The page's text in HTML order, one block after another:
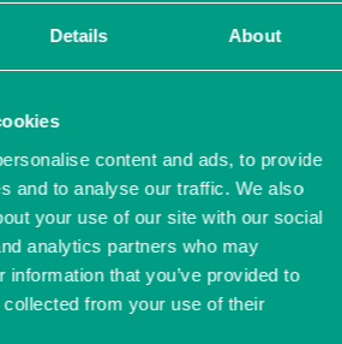
Details About
content and ads, to provide
and to analyse our traffic. We also
your use of our site with our social
analytics partners who may
information that you’ve provided to
collected from your use of their
(PWM)